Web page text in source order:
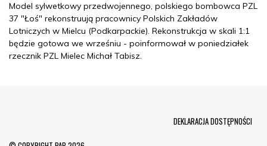
Model sylwetkowy przedwojennego, polskiego bombowca PZL
37 "Łoś" rekonstruują pracownicy Polskich Zakładów
Lotniczych w Mielcu (Podkarpackie). Rekonstrukcja w skali 1:1
będzie gotowa we wrześniu - poinformował w poniedziałek
rzecznik PZL Mielec Michał Tabisz.
DEKLARACJA DOSTĘPNOŚCI